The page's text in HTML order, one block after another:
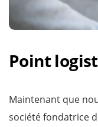
Point
Maintenant que
société fondatrice